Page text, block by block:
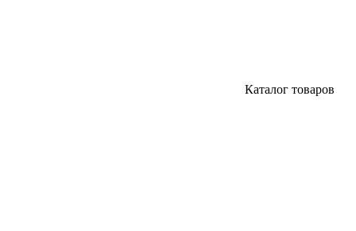
Каталог товаров